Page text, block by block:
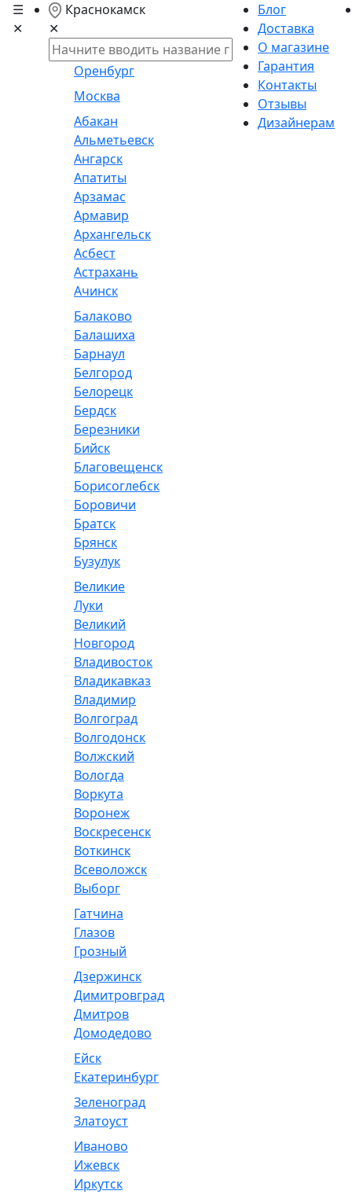
☰
✕
Краснокамск
✕
Оренбург
Москва
Абакан
Альметьевск
Ангарск
Апатиты
Арзамас
Армавир
Архангельск
Асбест
Астрахань
Ачинск
Балаково
Балашиха
Барнаул
Белгород
Белорецк
Бердск
Березники
Бийск
Благовещенск
Борисоглебск
Боровичи
Братск
Брянск
Бузулук
Великие
Луки
Великий
Новгород
Владивосток
Владикавказ
Владимир
Волгоград
Волгодонск
Волжский
Вологда
Воркута
Воронеж
Воскресенск
Воткинск
Всеволожск
Выборг
Гатчина
Глазов
Грозный
Дзержинск
Димитровград
Дмитров
Домодедово
Ейск
Екатеринбург
Зеленоград
Златоуст
Иваново
Ижевск
Иркутск
Блог
Доставка
О магазине
Гарантия
Контакты
Отзывы
Дизайнерам